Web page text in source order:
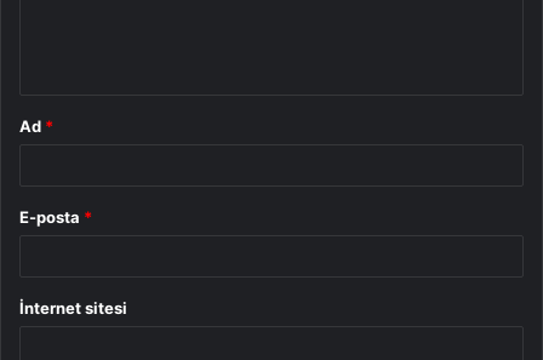
Ad *
E-posta *
İnternet sitesi